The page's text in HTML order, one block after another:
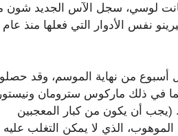
لوسي، سجل الآس الجديد شون
أسبوع من نهاية الموسم، وقد
في ذلك ماركوس سترومان ونيستور
(يجب أن يكون من كبار المعجبين
الذي لا يمكن التغلب عليه